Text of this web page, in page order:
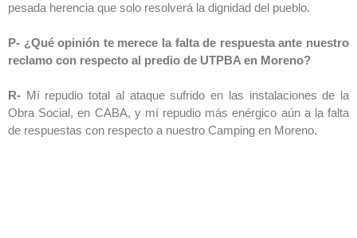
pesada herencia que solo resolverá la dignidad del pueblo.
P- ¿Qué opinión te merece la falta de respuesta ante nuestro
reclamo con respecto al predio de UTPBA en Moreno?
R- Mí repudio total al ataque sufrido en las instalaciones de la
Obra Social, en CABA, y mí repudio más enérgico aún a la falta
de respuestas con respecto a nuestro Camping en Moreno.